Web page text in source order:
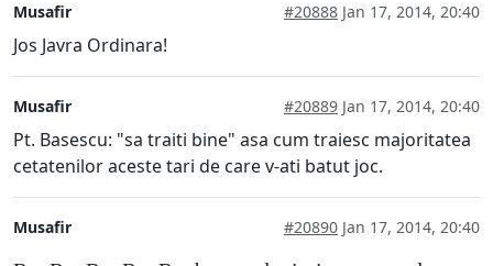
Musafir #20888 Jan 17, 2014, 20:40
Jos Javra Ordinara!
Musafir #20889 Jan 17, 2014, 20:40
Pt. Basescu: "sa traiti bine" asa cum traiesc majoritatea
cetatenilor aceste tari de care v-ati batut joc.
Musafir #20890 Jan 17, 2014, 20:40